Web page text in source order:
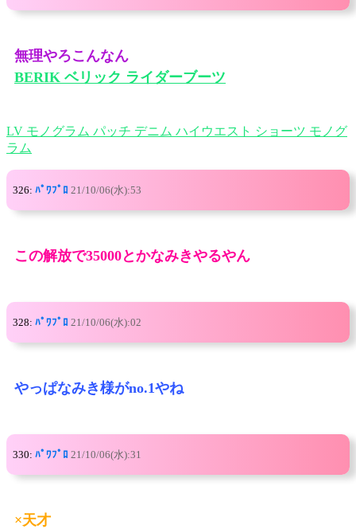
無理やろこんなん
BERIK ベリック ライダーブーツ
LV モノグラム パッチ デニム ハイウエスト ショーツ モノグ
ラム
326: ﾊﾟﾜﾌﾟﾛ 21/10/06(水):53
この解放で35000とかなみきやるやん
328: ﾊﾟﾜﾌﾟﾛ 21/10/06(水):02
やっぱなみき様がno.1やね
330: ﾊﾟﾜﾌﾟﾛ 21/10/06(水):31
×天才